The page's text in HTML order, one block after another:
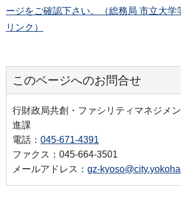
ージをご確認下さい。（総務局 市立大学
リンク）
このページへのお問合せ
行財政局共創・ファシリティマネジメ
進課
電話： 045-671-4391
ファクス：045-664-3501
メールアドレス： gz-